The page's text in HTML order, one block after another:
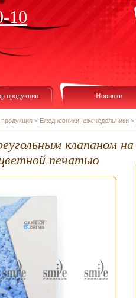
10
продукции Новинки
> Ежедневники, еженедельники >
клапаном на
печатью